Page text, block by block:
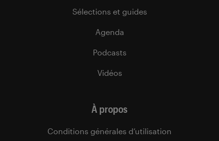
Sélections et guides
Agenda
Podcasts
Vidéos
À propos
Conditions générales d’utilisation